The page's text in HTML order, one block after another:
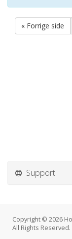
« Forrige side
Support
Copyright © 2026
All Rights Reserved.